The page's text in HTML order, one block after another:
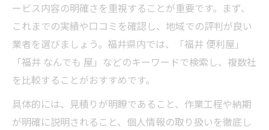
ービス内容の明確さを重視することが重要です。まず、
これまでの実績や口コミを確認し、地域での評判が良い
業者を選びましょう。福井県内では、「福井 便利屋」
「福井 なんでも 屋」などのキーワードで検索し、複数社
を比較することがおすすめです。
具体的には、見積りが明瞭であること、作業工程や納期
が明確に説明されること、個人情報の取り扱いを徹底し